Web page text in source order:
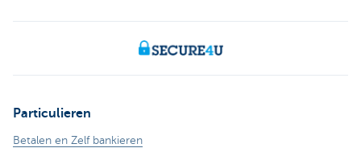
Particulieren
Betalen en Zelf bankieren